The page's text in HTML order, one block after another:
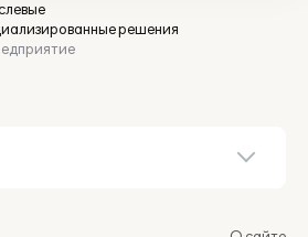
решения